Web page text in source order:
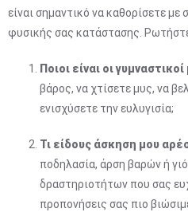
είναι σημαντικό να καθορίσετε
φυσικής σας κατάστασης.
Ποιοι είναι οι
βάρος, να χτίσετε μυς, να
ενισχύσετε την ευλυγισία;
Τι είδους άσκηση μου
ποδηλασία, άρση βαρών ή
δραστηριοτήτων που σας
προπονήσεις σας πιο